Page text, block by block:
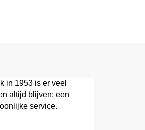
in 1953 is er veel
altijd blijven: een
service.